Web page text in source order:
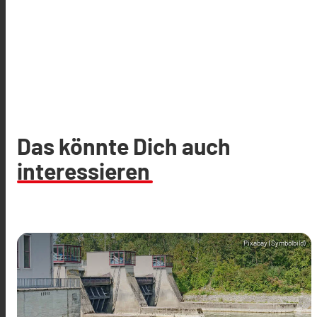
Das könnte Dich auch
interessieren
Pixabay (Symbolbild)